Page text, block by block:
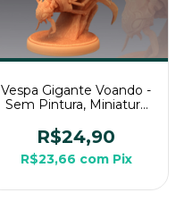
Vespa Gigante Voando -
Sem Pintura, Miniatura
Mesa
R$24,90
R$23,66 com Pix